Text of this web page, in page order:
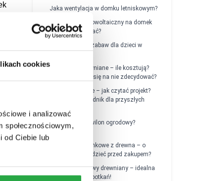
cookies
i analizować
społecznościowym,
od Ciebie lub
i
Jaka wentylacja w domku letniskowym?
Jaki zestaw fotowoltaiczny na domek
letniskowy wybrać?
Jak zrobić plac zabaw dla dzieci w
Mini domki drewniane – ile kosztują?
Dlaczego warto się na nie zdecydować?
Domy drewniane – jak czytać projekt?
Praktyczny poradnik dla przyszłych
Jak ozdobić pawilon ogrodowy?
Doradzamy!
Domki wypoczynkowe z drewna – o
czym warto wiedzieć przed zakupem?
Pawilon ogrodowy drewniany – idealna
przestrzeń do spotkań!